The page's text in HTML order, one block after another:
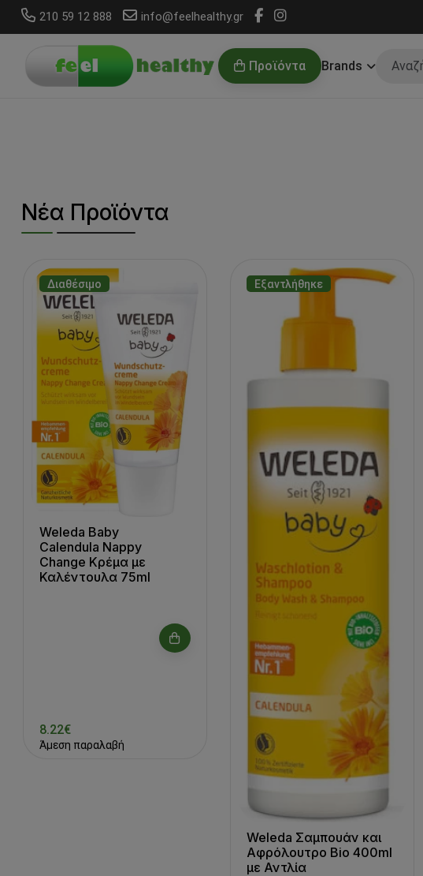
210 59 12 888 info@feelhealthy.gr
Προϊόντα Brands
Νέα Προϊόντα
Διαθέσιμο
Weleda Baby
Calendula Nappy
Change Κρέμα με
Καλέντουλα 75ml
8.22€
Άμεση παραλαβή
Εξαντλήθηκε
Weleda Σαμπουάν και
Αφρόλουτρο Bio 400ml
με Αντλία